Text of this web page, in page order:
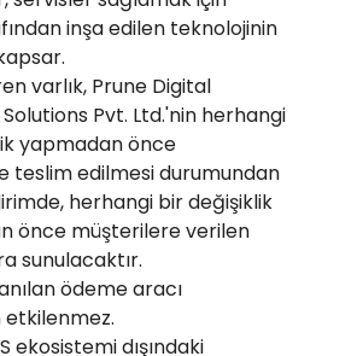
inşa edilen teknolojinin
varlık, Prune Digital
Pvt. Ltd.'nin herhangi
yapmadan önce
teslim edilmesi durumundan
herhangi bir değişiklik
önce müşterilere verilen
sunulacaktır.
ödeme aracı
etkilenmez.
ekosistemi dışındaki